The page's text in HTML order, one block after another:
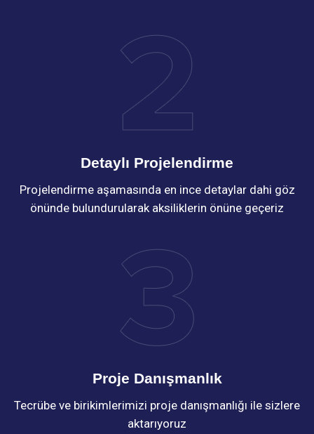
Detaylı Projelendirme
Projelendirme aşamasında en ince detaylar dahi göz
önünde bulundurularak aksiliklerin önüne geçeriz
Proje Danışmanlık
Tecrübe ve birikimlerimizi proje danışmanlığı ile sizlere
aktarıyoruz